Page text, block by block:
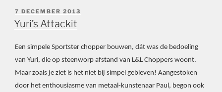
GEPLAATST
OP
7 DECEMBER 2013
Yuri’s Attackit
Een simpele Sportster chopper bouwen, dát was de bedoeling
van Yuri, die op steenworp afstand van L&L Choppers woont.
Maar zoals je ziet is het niet bij simpel gebleven! Aangestoken
door het enthousiasme van metaal-kunstenaar Paul, begon ook